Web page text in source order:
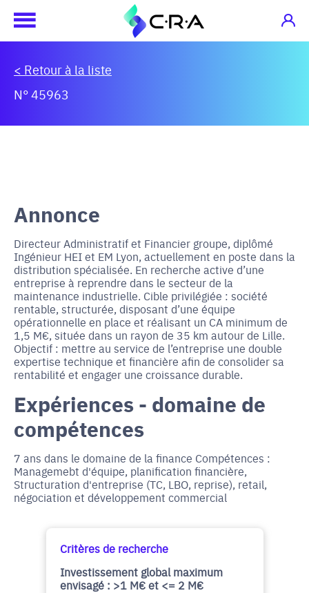
< Retour à la liste
N° 45963
Annonce
Directeur Administratif et Financier groupe, diplômé
Ingénieur HEI et EM Lyon, actuellement en poste dans la
distribution spécialisée. En recherche active d’une
entreprise à reprendre dans le secteur de la
maintenance industrielle. Cible privilégiée : société
rentable, structurée, disposant d’une équipe
opérationnelle en place et réalisant un CA minimum de
1,5 M€, située dans un rayon de 35 km autour de Lille.
Objectif : mettre au service de l’entreprise une double
expertise technique et financière afin de consolider sa
rentabilité et engager une croissance durable.
Expériences - domaine de
compétences
7 ans dans le domaine de la finance Compétences :
Managemebt d'équipe, planification financière,
Structuration d'entreprise (TC, LBO, reprise), retail,
négociation et développement commercial
Critères de recherche
Investissement global maximum
envisagé : >1 M€ et <= 2 M€